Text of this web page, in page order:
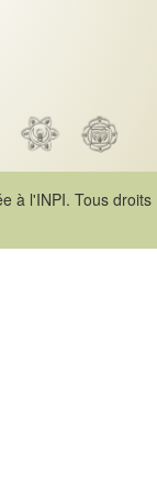
à l'INPI. Tous droits